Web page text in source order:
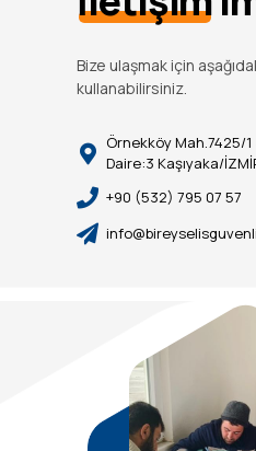
İletişim
Bize ulaşmak için
Örnekköy Mah.7425/1
Daire:3 Kaşıyaka/İZMİR
+90 (532) 795 07 57